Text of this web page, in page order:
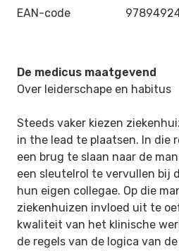
EAN-code
De medicus maatgevend
Over leiderschape en habitus
Steeds vaker kiezen
in the lead te plaatsen. In die
een brug te slaan naar de
een sleutelrol te vervullen bij
hun eigen collegae. Op die
ziekenhuizen invloed uit te
kwaliteit van het klinische
de regels van de logica van